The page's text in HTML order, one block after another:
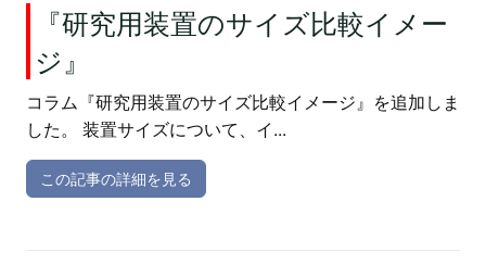
『研究用装置のサイズ比較イメー
ジ』
コラム『研究用装置のサイズ比較イメージ』を追加しま
した。 装置サイズについて、イ...
この記事の詳細を見る